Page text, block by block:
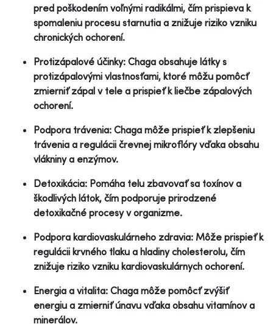
pred poškodením voľnými radikálmi, čím prispieva k
spomaleniu procesu starnutia a znižuje riziko vzniku
chronických ochorení.
Protizápalové účinky: Chaga obsahuje látky s
protizápalovými vlastnosťami, ktoré môžu pomôcť
zmierniť zápal v tele a prispieť k liečbe zápalových
ochorení.
Podpora trávenia: Chaga môže prispieť k zlepšeniu
trávenia a regulácii črevnej mikroflóry vďaka obsahu
vlákniny a enzýmov.
Detoxikácia: Pomáha telu zbavovať sa toxínov a
škodlivých látok, čím podporuje prirodzené
detoxikačné procesy v organizme.
Podpora kardiovaskulárneho zdravia: Môže prispieť k
regulácii krvného tlaku a hladiny cholesterolu, čím
znižuje riziko vzniku kardiovaskulárnych ochorení.
Energia a vitalita: Chaga môže pomôcť zvýšiť
energiu a zmierniť únavu vďaka obsahu vitamínov a
minerálov.